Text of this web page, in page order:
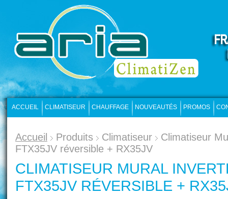
ACCUEIL CLIMATISEUR CHAUFFAGE NOUVEAUTÉS PROMOS
Accueil Produits Climatiseur
Climatiseur
FTX35JV réversible + RX35JV
CLIMATISEUR MURAL
FTX35JV RÉVERSIBLE +